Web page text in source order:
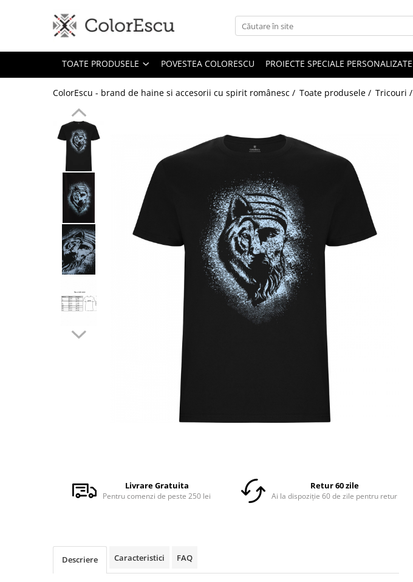
Toate produsele
Tricouri damă
Tricouri polo
Tricouri sport tehnice
Bluze si hanorace
Bluze si hanorace bărbați
Bluze si hanorace damă
Bluze de trening | Bluze tehnice
Șepci și căciuli
TOATE PRODUSELE POVESTEA COLORESCU PROIECTE SPECIALE PERSONALIZATE
ColorEscu - brand de haine si accesorii cu spirit românesc / Toate produsele / Tricouri /
Facebook
Livrare Gratuita
Pentru comenzi de peste 250 lei
Retur 60 zile
Ai la dispoziție 60 de zile pentru retur
Descriere Caracteristici FAQ